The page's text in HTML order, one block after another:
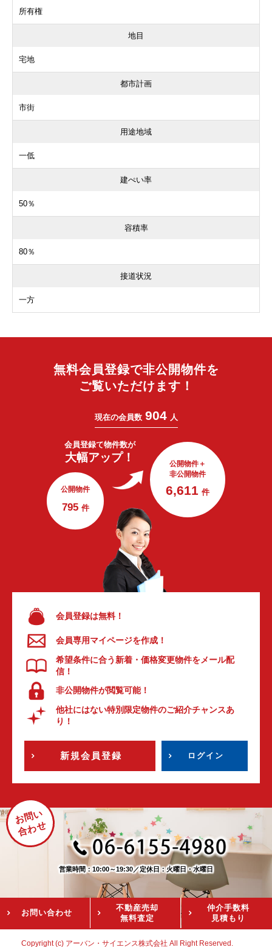
所有権
地目
宅地
都市計画
市街
用途地域
一低
建ぺい率
50％
容積率
80％
接道状況
一方
無料会員登録で非公開物件を
ご覧いただけます！
現在の会員数 904 人
会員登録で物件数が
大幅アップ！
公開物件
795 件
公開物件＋
非公開物件
6,611 件
会員登録は無料！
会員専用マイページを作成！
希望条件に合う新着・価格変更物件をメール配
信！
非公開物件が閲覧可能！
他社にはない特別限定物件のご紹介チャンスあ
り！
新規会員登録 ログイン
お問い
合わせ
営業時間：10:00～19:30／定休日：火曜日・水曜日
お問い合わせ
不動産売却
無料査定
仲介手数料
見積もり
Copyright (c) アーバン・サイエンス株式会社 All Right Reserved.